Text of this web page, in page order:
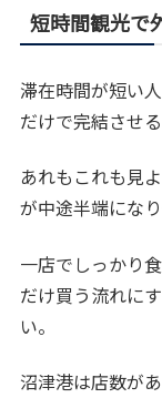
短時間観光で
滞在時間が短い
だけで完結させ
あれもこれも見
が中途半端になり
一店でしっかり
だけ買う流れに
い。
沼津港は店数が